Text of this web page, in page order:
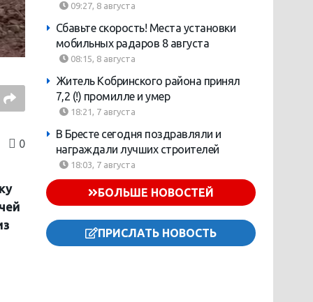
0
09:27, 8 августа
Сбавьте скорость! Места установки
мобильных радаров 8 августа
08:15, 8 августа
Житель Кобринского района принял
7,2 (!) промилле и умер
18:21, 7 августа
В Бресте сегодня поздравляли и
награждали лучших строителей
18:03, 7 августа
БОЛЬШЕ НОВОСТЕЙ
ПРИСЛАТЬ НОВОСТЬ